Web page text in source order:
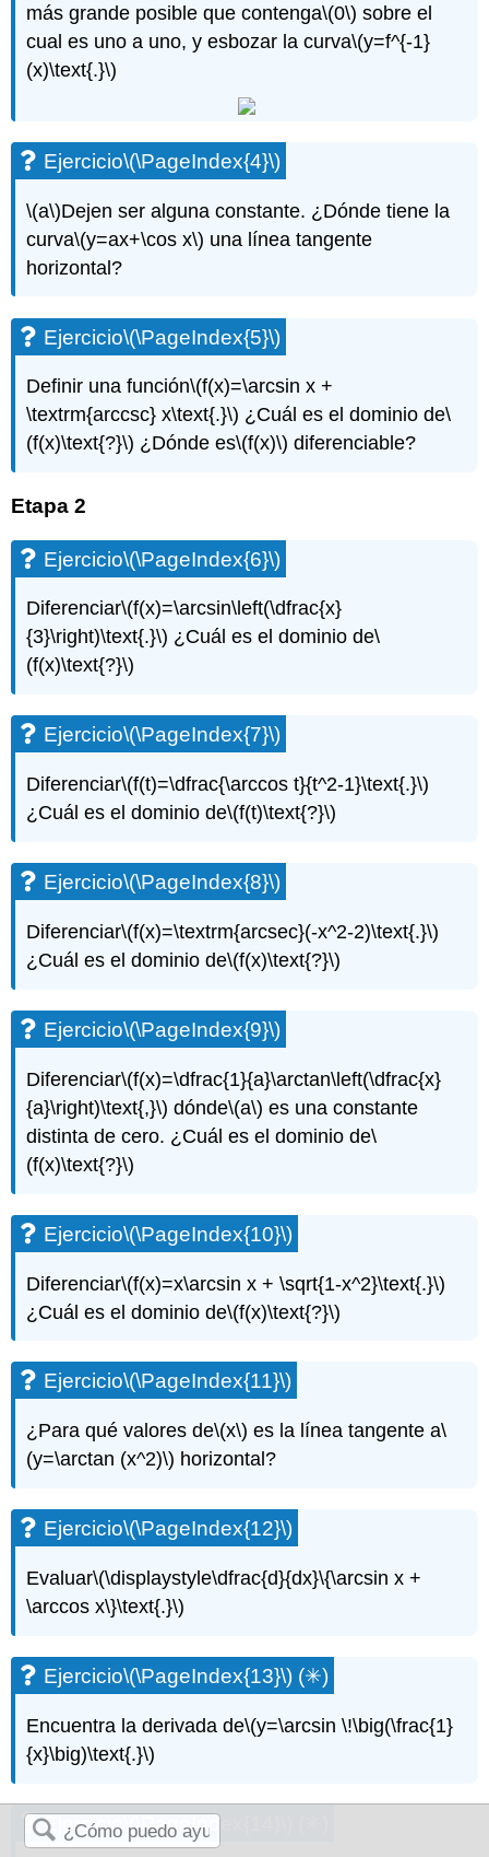
más grande posible que contenga\(0\) sobre el
cual es uno a uno, y esbozar la curva\(y=f^{-1}
(x)\text{.}\)
Ejercicio\(\PageIndex{4}\)
\(a\)Dejen ser alguna constante. ¿Dónde tiene la
curva\(y=ax+\cos x\) una línea tangente
horizontal?
Ejercicio\(\PageIndex{5}\)
Definir una función\(f(x)=\arcsin x +
\textrm{arccsc} x\text{.}\) ¿Cuál es el dominio de\
(f(x)\text{?}\) ¿Dónde es\(f(x)\) diferenciable?
Etapa 2
Ejercicio\(\PageIndex{6}\)
Diferenciar\(f(x)=\arcsin\left(\dfrac{x}
{3}\right)\text{.}\) ¿Cuál es el dominio de\
(f(x)\text{?}\)
Ejercicio\(\PageIndex{7}\)
Diferenciar\(f(t)=\dfrac{\arccos t}{t^2-1}\text{.}\)
¿Cuál es el dominio de\(f(t)\text{?}\)
Ejercicio\(\PageIndex{8}\)
Diferenciar\(f(x)=\textrm{arcsec}(-x^2-2)\text{.}\)
¿Cuál es el dominio de\(f(x)\text{?}\)
Ejercicio\(\PageIndex{9}\)
Diferenciar\(f(x)=\dfrac{1}{a}\arctan\left(\dfrac{x}
{a}\right)\text{,}\) dónde\(a\) es una constante
distinta de cero. ¿Cuál es el dominio de\
(f(x)\text{?}\)
Ejercicio\(\PageIndex{10}\)
Diferenciar\(f(x)=x\arcsin x + \sqrt{1-x^2}\text{.}\)
¿Cuál es el dominio de\(f(x)\text{?}\)
Ejercicio\(\PageIndex{11}\)
¿Para qué valores de\(x\) es la línea tangente a\
(y=\arctan (x^2)\) horizontal?
Ejercicio\(\PageIndex{12}\)
Evaluar\(\displaystyle\dfrac{d}{dx}\{\arcsin x +
\arccos x\}\text{.}\)
Ejercicio\(\PageIndex{13}\) (✳)
Encuentra la derivada de\(y=\arcsin \!\big(\frac{1}
{x}\big)\text{.}\)
Ejercicio \(\PageIndex{14}\)